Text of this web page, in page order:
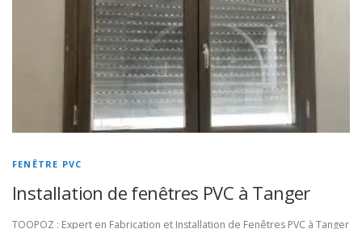
FENÊTRE PVC
Installation de fenêtres PVC à Tanger
TOOPOZ : Expert en Fabrication et Installation de Fenêtres PVC à Tanger